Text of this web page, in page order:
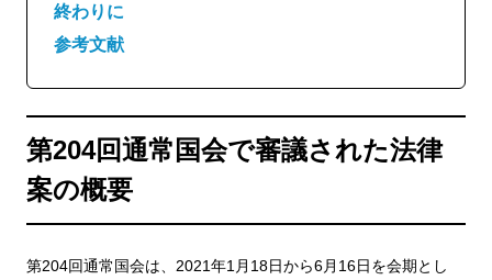
終わりに
参考文献
第204回通常国会で審議された法律
案の概要
第204回通常国会は、2021年1月18日から6月16日を会期とし